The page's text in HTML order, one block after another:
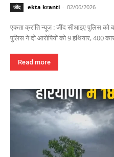
जींद ekta kranti - 02/06/2026
एकता क्रांति न्यूज : जींद सीआइए पुलिस को
पुलिस ने दो आरोपियों को 9 हथियार, 400
Read more